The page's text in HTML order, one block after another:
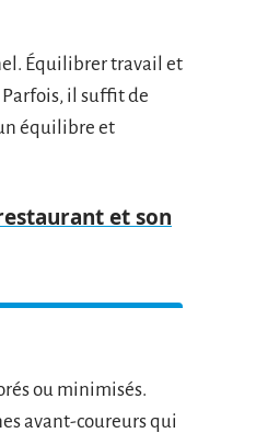
Équilibrer travail et
il suffit de
équilibre et
et son
ou minimisés.
avant-coureurs qui